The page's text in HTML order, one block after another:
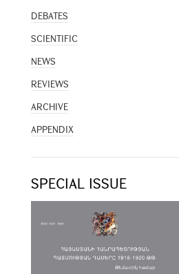
DEBATES
SCIENTIFIC
NEWS
REVIEWS
ARCHIVE
APPENDIX
SPECIAL ISSUE